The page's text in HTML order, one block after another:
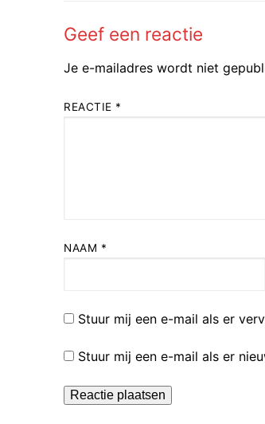
Geef een reactie
Je e-mailadres wordt niet
REACTIE *
NAAM *
Stuur mij een e-mail als er
Stuur mij een e-mail als er